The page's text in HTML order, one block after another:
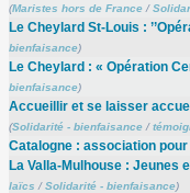
(Maristes hors de France/
Le Cheylard St-Louis :
bienfaisance)
Le Cheylard : « Opération
bienfaisance)
Accueillir et se laisser
(Solidarité - bienfaisance/
Catalogne : association
La Valla-Mulhouse : Jeunes
laïcs /Solidarité - bienfaisance)